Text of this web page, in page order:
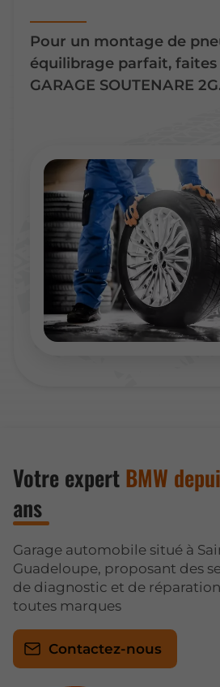
Pour un montage de
équilibrage parfait,
GARAGE SOUTENARE
Votre expert BMW
ans
Garage automobile situé à
Guadeloupe, proposant des
de diagnostic et de
toutes marques
Contactez-nous